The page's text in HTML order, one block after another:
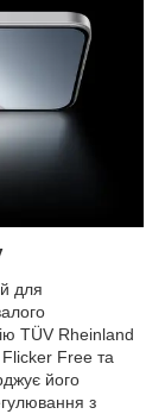
для
TÜV Rheinland
Free та
його
з